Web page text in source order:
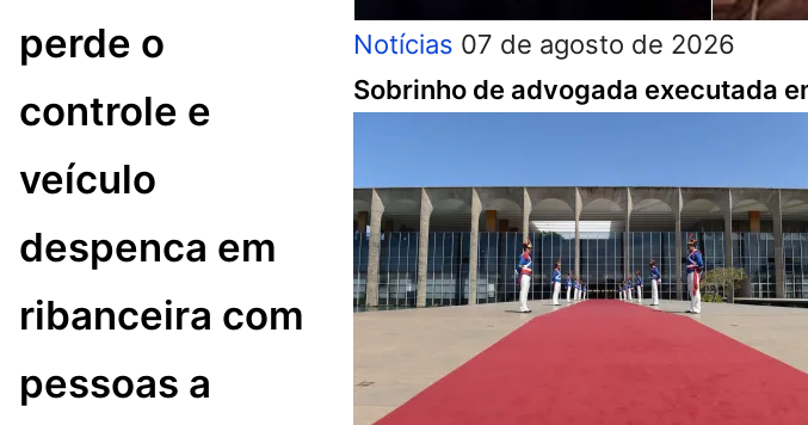
perde o
controle e
veículo
despenca em
ribanceira com
pessoas a
Notícias 07 de agosto de 2026
Sobrinho de advogada executada